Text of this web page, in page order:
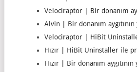
Velociraptor | Bir donanım
Alvin | Bir donanım aygıtının
Velociraptor | HiBit
Hızır | HiBit Uninstaller ile
Hızır | Bir donanım aygıtının